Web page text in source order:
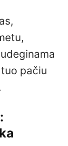
pačiu